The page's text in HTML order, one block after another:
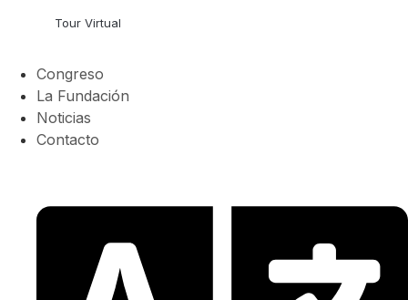
Tour Virtual
Congreso
La Fundación
Noticias
Contacto